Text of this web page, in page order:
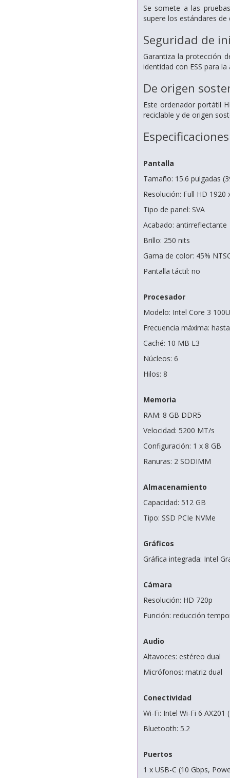
Se somete a las
supere los estándares de
Seguridad de
Garantiza la protección
identidad con ESS para
De origen
Este ordenador portátil
reciclable y de origen
Especificaciones
Pantalla
Tamaño: 15.6 pulgadas
Resolución: Full HD 1920
Tipo de panel: SVA
Acabado: antirreflectante
Brillo: 250 nits
Gama de color: 45%
Pantalla táctil: no
Procesador
Modelo: Intel Core 3 100U
Frecuencia máxima:
Caché: 10 MB L3
Núcleos: 6
Hilos: 8
Memoria
RAM: 8 GB DDR5
Velocidad: 5200 MT/s
Configuración: 1 x 8 GB
Ranuras: 2 SODIMM
Almacenamiento
Capacidad: 512 GB
Tipo: SSD PCIe NVMe
Gráficos
Gráfica integrada: Intel
Cámara
Resolución: HD 720p
Función: reducción
Audio
Altavoces: estéreo dual
Micrófonos: matriz dual
Conectividad
Wi-Fi: Intel Wi-Fi 6 AX201
Bluetooth: 5.2
Puertos
1 x USB-C (10 Gbps,